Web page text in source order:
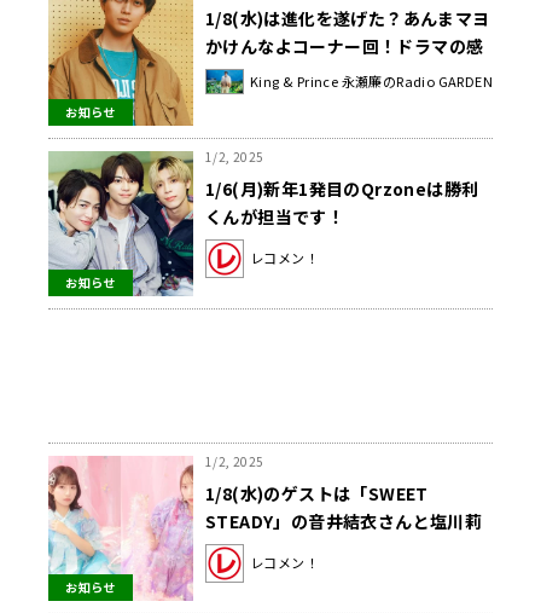
お知らせ
1/8(水)は進化を遂げた？あんまマヨ
かけんなよコーナー回！ドラマの感
想も待ってます🎶
King & Prince 永瀬廉のRadio GARDEN
お知らせ
1/2, 2025
1/6(月)新年1発目のQrzoneは勝利
くんが担当です！
レコメン！
お知らせ
1/2, 2025
1/8(水)のゲストは「SWEET
STEADY」の音井結衣さんと塩川莉
世さん！【矢吹奈子のレコメン！】
レコメン！